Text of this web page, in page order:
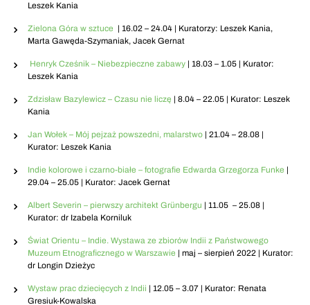
Leszek Kania
Zielona Góra w sztuce | 16.02 – 24.04 | Kuratorzy: Leszek Kania,
Marta Gawęda-Szymaniak, Jacek Gernat
Henryk Cześnik – Niebezpieczne zabawy | 18.03 – 1.05 | Kurator:
Leszek Kania
Zdzisław Bazylewicz – Czasu nie liczę | 8.04 – 22.05 | Kurator: Leszek
Kania
Jan Wołek – Mój pejzaż powszedni, malarstwo | 21.04 – 28.08 |
Kurator: Leszek Kania
Indie kolorowe i czarno-białe – fotografie Edwarda Grzegorza Funke |
29.04 – 25.05 | Kurator: Jacek Gernat
Albert Severin – pierwszy architekt Grünbergu | 11.05 – 25.08 |
Kurator: dr Izabela Korniluk
Świat Orientu – Indie. Wystawa ze zbiorów Indii z Państwowego
Muzeum Etnograficznego w Warszawie | maj – sierpień 2022 | Kurator:
dr Longin Dzieżyc
Wystaw prac dziecięcych z Indii | 12.05 – 3.07 | Kurator: Renata
Gresiuk-Kowalska